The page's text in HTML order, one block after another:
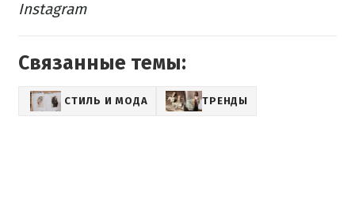
Instagram
Связанные темы:
СТИЛЬ И МОДА ТРЕНДЫ